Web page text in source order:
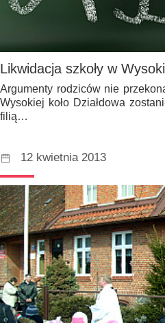
Likwidacja szkoły w
Argumenty rodziców nie
Wysokiej koło Działdowa
filią…
12 kwietnia 2013